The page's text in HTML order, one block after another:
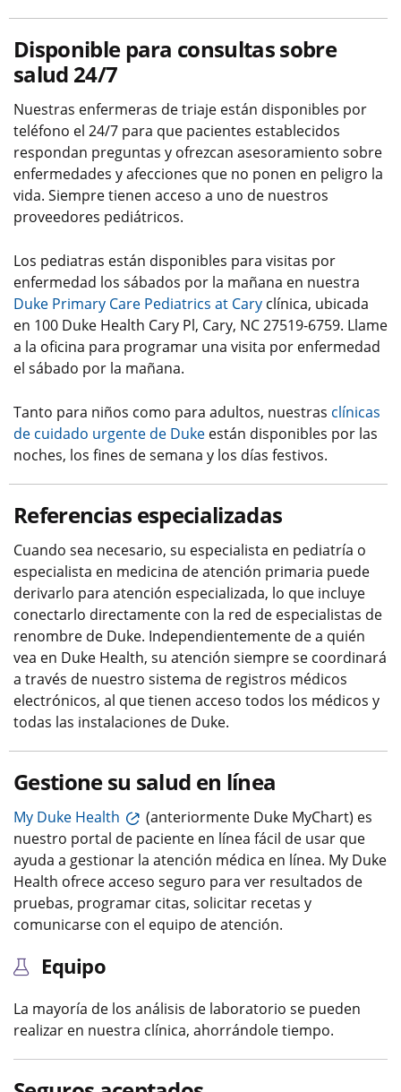
Disponible para consultas sobre
salud 24/7
Nuestras enfermeras de triaje están disponibles por
teléfono el 24/7 para que pacientes establecidos
respondan preguntas y ofrezcan asesoramiento sobre
enfermedades y afecciones que no ponen en peligro la
vida. Siempre tienen acceso a uno de nuestros
proveedores pediátricos.
Los pediatras están disponibles para visitas por
enfermedad los sábados por la mañana en nuestra
Duke Primary Care Pediatrics at Cary clínica, ubicada
en 100 Duke Health Cary Pl, Cary, NC 27519-6759. Llame
a la oficina para programar una visita por enfermedad
el sábado por la mañana.
Tanto para niños como para adultos, nuestras clínicas
de cuidado urgente de Duke están disponibles por las
noches, los fines de semana y los días festivos.
Referencias especializadas
Cuando sea necesario, su especialista en pediatría o
especialista en medicina de atención primaria puede
derivarlo para atención especializada, lo que incluye
conectarlo directamente con la red de especialistas de
renombre de Duke. Independientemente de a quién
vea en Duke Health, su atención siempre se coordinará
a través de nuestro sistema de registros médicos
electrónicos, al que tienen acceso todos los médicos y
todas las instalaciones de Duke.
Gestione su salud en línea
My Duke Health
(anteriormente Duke MyChart) es
nuestro portal de paciente en línea fácil de usar que
ayuda a gestionar la atención médica en línea. My Duke
Health ofrece acceso seguro para ver resultados de
pruebas, programar citas, solicitar recetas y
comunicarse con el equipo de atención.
Equipo
La mayoría de los análisis de laboratorio se pueden
realizar en nuestra clínica, ahorrándole tiempo.